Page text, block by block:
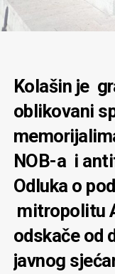
Kolašin je
oblikovani
NOB-a i
Odluka o
mitropolitu
odskače od
javnog